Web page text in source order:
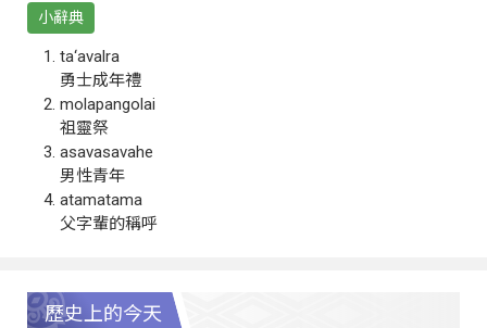
小辭典
ta‘avalra
勇士成年禮
molapangolai
祖靈祭
asavasavahe
男性青年
atamatama
父字輩的稱呼
歷史上的今天